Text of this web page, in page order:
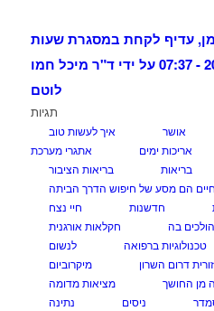
3 הוא שומן, עדיף לקחת במסגרת שעות
19 באוגוסט 2024 - 07:37 על ידי ד"ר מיכל חמו
לוטם
תגיות
אושר
איך לעשות טוב
אריכות ימים
אתגרי מערכת
בריאות
בריאות הציבור
הם מסע של חיפוש הדרך הביתה
חדשנות
חיי נצח
בה
חקלאות אורגנית
טכנולוגיות ברפואה
לנשום
דרום השרון
מיקרוביום
מן החושך
מציאות מדומה
ניסים
נתינה